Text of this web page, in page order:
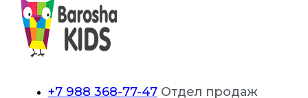
+7 988 368-77-47Отдел продаж